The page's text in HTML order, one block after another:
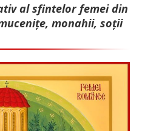
al sfintelor femei din
monahii, soții